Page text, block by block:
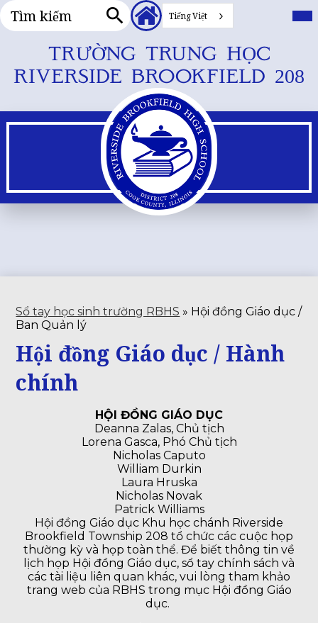
Bỏ
qua
nội
dung
chính
TRƯỜNG TRUNG HỌC
RIVERSIDE BROOKFIELD 208
Tìm
kiếm
kiếm
Tiêu
đề
kết
phụ
Tiếng Việt
Sổ tay học sinh trường RBHS » Hội đồng Giáo dục /
Ban Quản lý
Hội đồng Giáo dục / Hành
chính
HỘI ĐỒNG GIÁO DỤC
Deanna Zalas, Chủ tịch
Lorena Gasca, Phó Chủ tịch
Nicholas Caputo
William Durkin
Laura Hruska
Nicholas Novak
Patrick Williams
Hội đồng Giáo dục Khu học chánh Riverside
Brookfield Township 208 tổ chức các cuộc họp
thường kỳ và họp toàn thể. Để biết thông tin về
lịch họp Hội đồng Giáo dục, sổ tay chính sách và
các tài liệu liên quan khác, vui lòng tham khảo
trang web của RBHS trong mục Hội đồng Giáo
dục.